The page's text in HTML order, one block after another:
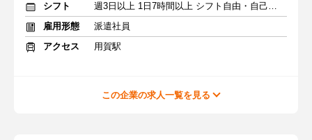
シフト
週3日以上 1日7時間以上 シフト自由・自己申告
雇用形態
派遣社員
アクセス
用賀駅
この企業の求人一覧を見る